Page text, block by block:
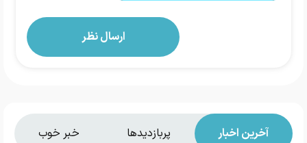
آخرین اخبار پربازدیدها خبر خوب